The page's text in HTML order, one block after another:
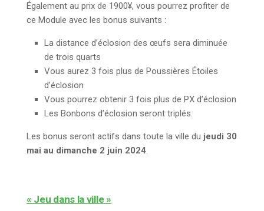
Également au prix de 1900¥, vous pourrez profiter de
ce Module avec les bonus suivants :
La distance d’éclosion des œufs sera diminuée
de trois quarts
Vous aurez 3 fois plus de Poussières Étoiles
d’éclosion
Vous pourrez obtenir 3 fois plus de PX d’éclosion
Les Bonbons d’éclosion seront triplés.
Les bonus seront actifs dans toute la ville du jeudi 30
mai au dimanche 2 juin 2024.
« Jeu dans la ville »